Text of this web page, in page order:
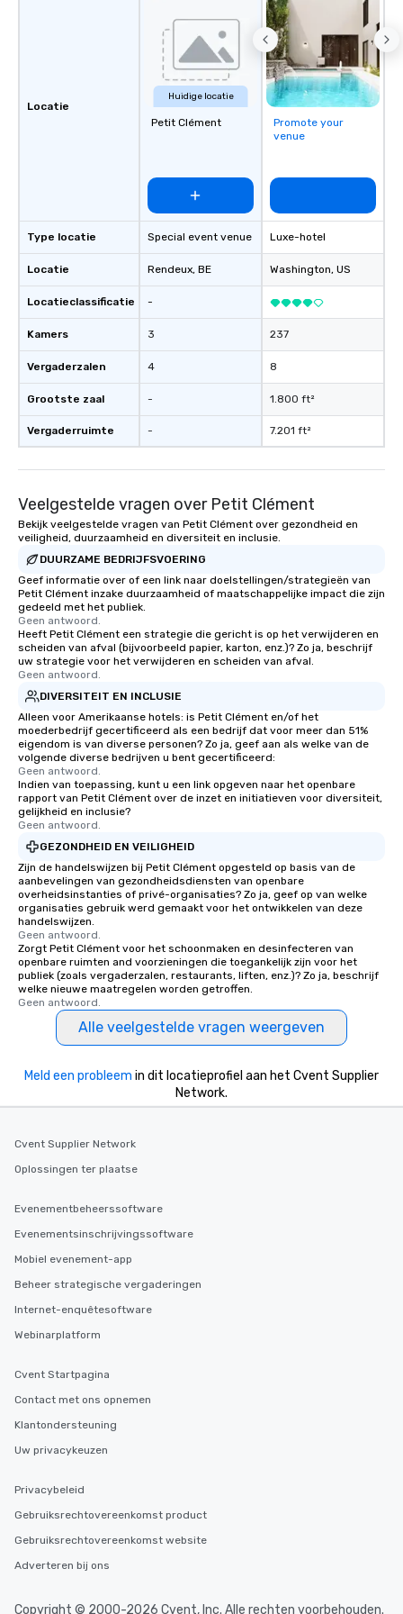
Locatie
Type locatie
Locatie
Locatieclassificatie
Kamers
Vergaderzalen
Grootste zaal
Vergaderruimte
Huidige locatie
Petit Clément
Special event venue
Rendeux, BE
-
3
4
-
-
Promote your
venue
Luxe-hotel
Washington, US
237
8
1.800 ft²
7.201 ft²
Veelgestelde vragen over Petit Clément
Bekijk veelgestelde vragen van Petit Clément over gezondheid en
veiligheid, duurzaamheid en diversiteit en inclusie.
DUURZAME BEDRIJFSVOERING
Geef informatie over of een link naar doelstellingen/strategieën van
Petit Clément inzake duurzaamheid of maatschappelijke impact die zijn
gedeeld met het publiek.
Geen antwoord.
Heeft Petit Clément een strategie die gericht is op het verwijderen en
scheiden van afval (bijvoorbeeld papier, karton, enz.)? Zo ja, beschrijf
uw strategie voor het verwijderen en scheiden van afval.
Geen antwoord.
DIVERSITEIT EN INCLUSIE
Alleen voor Amerikaanse hotels: is Petit Clément en/of het
moederbedrijf gecertificeerd als een bedrijf dat voor meer dan 51%
eigendom is van diverse personen? Zo ja, geef aan als welke van de
volgende diverse bedrijven u bent gecertificeerd:
Geen antwoord.
Indien van toepassing, kunt u een link opgeven naar het openbare
rapport van Petit Clément over de inzet en initiatieven voor diversiteit,
gelijkheid en inclusie?
Geen antwoord.
GEZONDHEID EN VEILIGHEID
Zijn de handelswijzen bij Petit Clément opgesteld op basis van de
aanbevelingen van gezondheidsdiensten van openbare
overheidsinstanties of privé-organisaties? Zo ja, geef op van welke
organisaties gebruik werd gemaakt voor het ontwikkelen van deze
handelswijzen.
Geen antwoord.
Zorgt Petit Clément voor het schoonmaken en desinfecteren van
openbare ruimten and voorzieningen die toegankelijk zijn voor het
publiek (zoals vergaderzalen, restaurants, liften, enz.)? Zo ja, beschrijf
welke nieuwe maatregelen worden getroffen.
Geen antwoord.
Alle veelgestelde vragen weergeven
Meld een probleem in dit locatieprofiel aan het Cvent Supplier
Network.
Cvent Supplier Network
Oplossingen ter plaatse
Evenementbeheerssoftware
Evenementsinschrijvingssoftware
Mobiel evenement-app
Beheer strategische vergaderingen
Internet-enquêtesoftware
Webinarplatform
Cvent Startpagina
Contact met ons opnemen
Klantondersteuning
Uw privacykeuzen
Privacybeleid
Gebruiksrechtovereenkomst product
Gebruiksrechtovereenkomst website
Adverteren bij ons
Copyright © 2000-2026 Cvent, Inc. Alle rechten voorbehouden.